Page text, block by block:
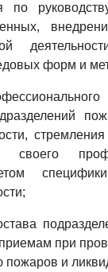
по
форм и
своего
при
пожаров и